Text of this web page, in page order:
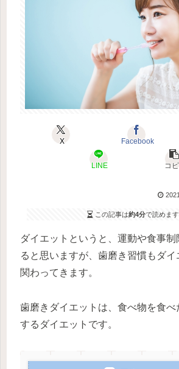
X Facebook
LINE コ
この記事は約4分で読めます
ダイエットというと、運動や食事
ると思いますが、歯磨き習慣もダイ
関わってきます。
歯磨きダイエットは、食べ物を食べ
するダイエットです。